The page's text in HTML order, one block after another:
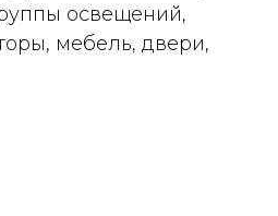
освещений,
мебель, двери,